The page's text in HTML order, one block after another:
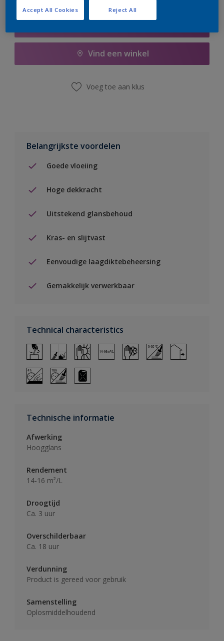
Vind een winkel
Voeg toe aan klus
Belangrijkste voordelen
Goede vloeiing
Hoge dekkracht
Uitstekend glansbehoud
Kras- en slijtvast
Eenvoudige laagdiktebeheersing
Gemakkelijk verwerkbaar
Technical characteristics
Technische informatie
Afwerking
Hoogglans
Rendement
14-16 m²/L
Droogtijd
Ca. 3 uur
Overschilderbaar
Ca. 18 uur
Verdunning
Product is gereed voor gebruik
Samenstelling
Oplosmiddelhoudend
Reject All
Accept All Cookies